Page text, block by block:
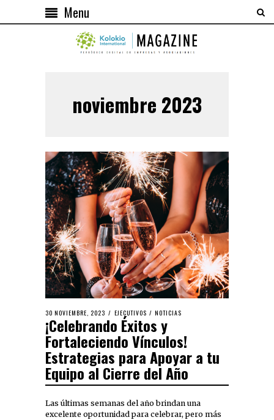
Menu
noviembre 2023
30 NOVIEMBRE, 2023 EJECUTIVOS / NOTICIAS
¡Celebrando Éxitos y
Fortaleciendo Vínculos!
Estrategias para Apoyar a tu
Equipo al Cierre del Año
Las últimas semanas del año brindan una
excelente oportunidad para celebrar, pero más